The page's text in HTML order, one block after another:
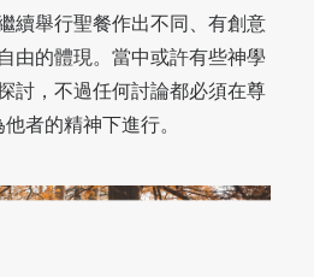
續舉行聖餐作出不同、有創意
由的體現。當中或許有些神學
討，不過任何討論都必須在尊
者的精神下進行。